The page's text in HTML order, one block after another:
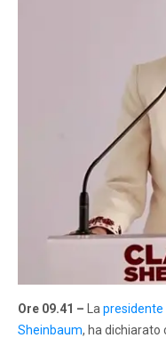
Ore 09.41 – La presidente
Sheinbaum, ha dichiarato